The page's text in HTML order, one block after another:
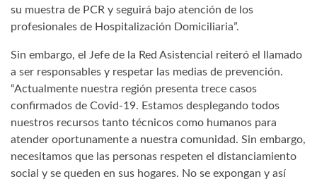
su muestra de PCR y seguirá bajo atención de los
profesionales de Hospitalización Domiciliaria”.
Sin embargo, el Jefe de la Red Asistencial reiteró el llamado
a ser responsables y respetar las medias de prevención.
“Actualmente nuestra región presenta trece casos
confirmados de Covid-19. Estamos desplegando todos
nuestros recursos tanto técnicos como humanos para
atender oportunamente a nuestra comunidad. Sin embargo,
necesitamos que las personas respeten el distanciamiento
social y se queden en sus hogares. No se expongan y así